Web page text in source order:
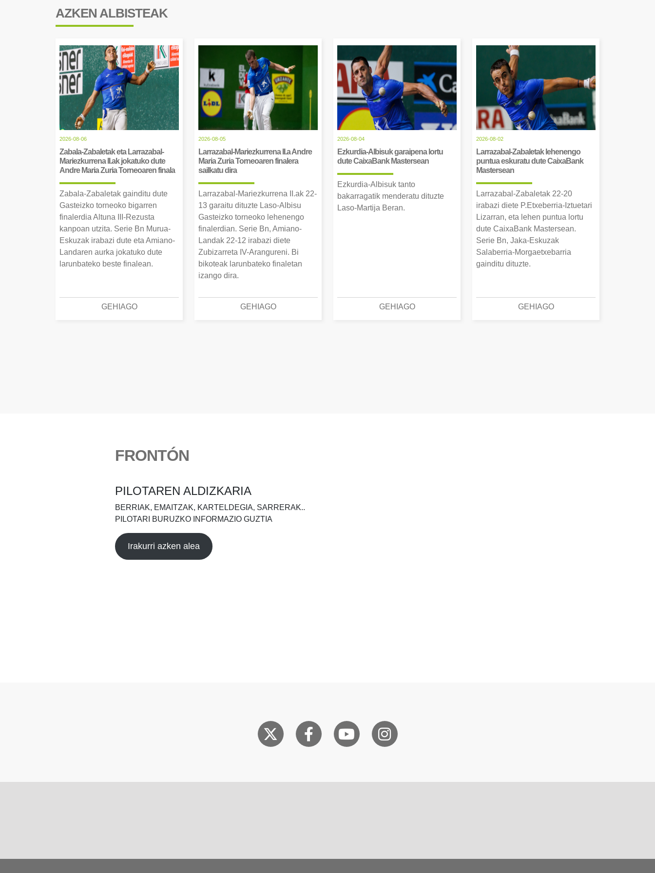
AZKEN ALBISTEAK
2026-08-06
Zabala-Zabaletak eta Larrazabal-
Mariezkurrena II.ak jokatuko dute
Andre Maria Zuria Torneoaren finala
Zabala-Zabaletak gainditu dute
Gasteizko torneoko bigarren
finalerdia Altuna III-Rezusta
kanpoan utzita. Serie Bn Murua-
Eskuzak irabazi dute eta Amiano-
Landaren aurka jokatuko dute
larunbateko beste finalean.
GEHIAGO
2026-08-05
Larrazabal-Mariezkurrena II.a Andre
Maria Zuria Torneoaren finalera
sailkatu dira
Larrazabal-Mariezkurrena II.ak 22-
13 garaitu dituzte Laso-Albisu
Gasteizko torneoko lehenengo
finalerdian. Serie Bn, Amiano-
Landak 22-12 irabazi diete
Zubizarreta IV-Arangureni. Bi
bikoteak larunbateko finaletan
izango dira.
GEHIAGO
2026-08-04
Ezkurdia-Albisuk garaipena lortu
dute CaixaBank Mastersean
Ezkurdia-Albisuk tanto
bakarragatik menderatu dituzte
Laso-Martija Beran.
GEHIAGO
2026-08-02
Larrazabal-Zabaletak lehenengo
puntua eskuratu dute CaixaBank
Mastersean
Larrazabal-Zabaletak 22-20
irabazi diete P.Etxeberria-Iztuetari
Lizarran, eta lehen puntua lortu
dute CaixaBank Mastersean.
Serie Bn, Jaka-Eskuzak
Salaberria-Morgaetxebarria
gainditu dituzte.
GEHIAGO
FRONTÓN
PILOTAREN ALDIZKARIA
BERRIAK, EMAITZAK, KARTELDEGIA, SARRERAK..
PILOTARI BURUZKO INFORMAZIO GUZTIA
Irakurri azken alea